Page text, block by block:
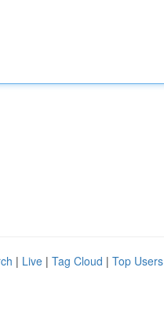
| Live | Tag Cloud | Top Users